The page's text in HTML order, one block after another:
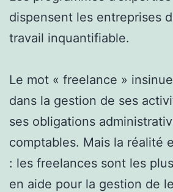
dispensent les entreprises
travail inquantifiable.
Le mot « freelance »
dans la gestion de ses
ses obligations
comptables. Mais la réalité
: les freelances sont les
en aide pour la gestion de